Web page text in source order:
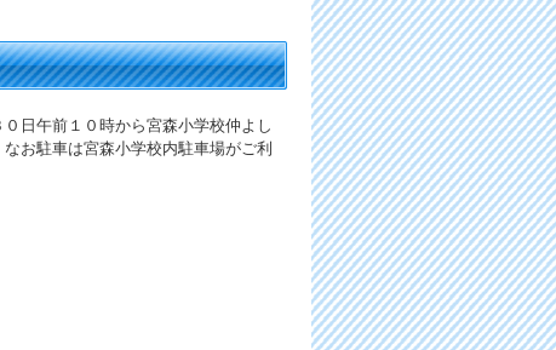
日午前１０時から宮森小学校仲よし
お駐車は宮森小学校内駐車場がご利